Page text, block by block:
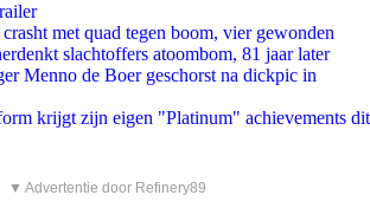
met quad tegen boom, vier gewonden
slachtoffers atoombom, 81 jaar later
Menno de Boer geschorst na dickpic in
krijgt zijn eigen "Platinum" achievements dit
▼ Advertentie door Refinery89